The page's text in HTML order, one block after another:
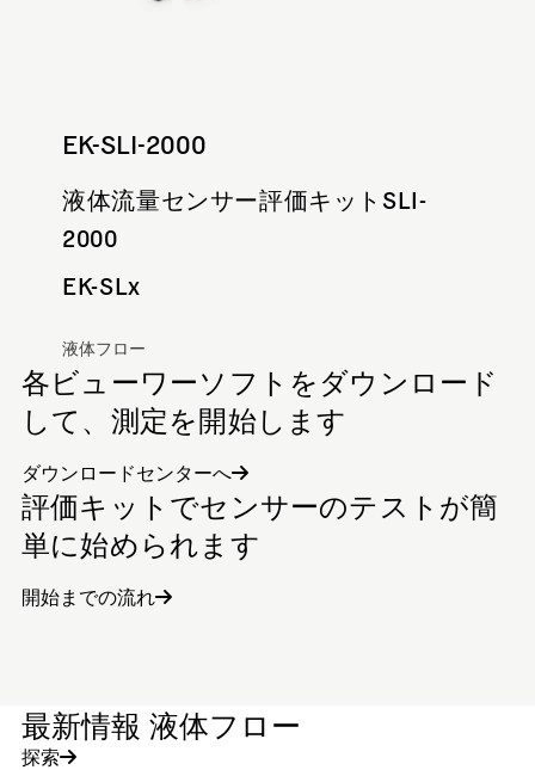
EK-SLI-2000
液体流量センサー評価キットSLI-
2000
EK-SLx
液体フロー
各ビューワーソフトをダウンロード
して、測定を開始します
ダウンロードセンターへ
評価キットでセンサーのテストが簡
単に始められます
開始までの流れ
最新情報 液体フロー
探索